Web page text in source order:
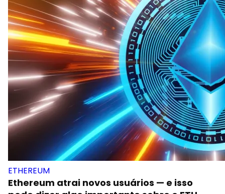
ETHEREUM
Ethereum atrai novos usuários — e isso